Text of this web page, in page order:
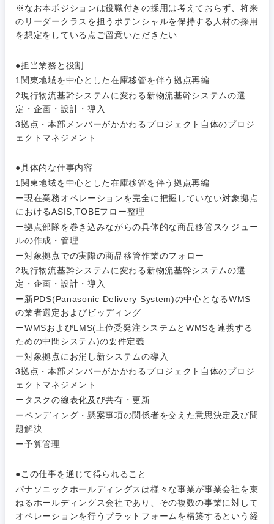
※なお本ポジションは役職付きの採用は考えておらず、将来
のリーダークラスを担うポテンシャルを保持する人材の採用
を想定をしている点ご留意いただきたい
●担当業務と役割
1関東地域を中心とした在庫移管を伴う拠点再編
2現行物流基幹システムに変わる新物流基幹システムの選
定・企画・設計・導入
3拠点・本部メンバーがかかわるプロジェクト自体のプロジ
ェクトマネジメント
●具体的な仕事内容
1関東地域を中心とした在庫移管を伴う拠点再編
ー現在業務オペレーションを完全に把握していない対象拠点
におけるASIS,TOBEフロー整理
ー拠点部隊を巻き込みながらの具体的な商品移管スケジュー
ルの作成・管理
ー対象拠点での実際の商品移管作業のフォロー
2現行物流基幹システムに変わる新物流基幹システムの選
定・企画・設計・導入
ー新PDS(Panasonic Delivery System)の中心となるWMS
の業者選定およびビッディング
ーWMSおよびLMS(上位受発注システムとWMSを連携する
ための中間システム)の要件定義
ー対象拠点にお消し新システムの導入
3拠点・本部メンバーがかかわるプロジェクト自体のプロジ
ェクトマネジメント
ータスクの線表化及び共有・更新
ーペンディング・懸案事項の関係者を交えた意思決定及び問
題解決
ー予算管理
●この仕事を通じて得られること
パナソニックホールディングスは様々な事業が事業会社を束
ねるホールディングス会社であり、その複数の事業に対して
オペレーションを行うプラットフォームを構築するという経
サービス
ティブ
コンサル
タント
専門職
技術職
（IT）、
Webサー
ビス・制
作、ゲー
ム
技術職
（モノづ
くり）
金融専門
メディカ
不動産専
門職
建設・施
工管理
事務職
その他
その他企画業務
クリエイティブ
コンサルタント
専門職
技術職（IT）、Webサービス・制作、ゲーム
技術職（モノづくり）
メディカル
不動産専門職
建設・施工管理
事務職
その他
金融
倉庫・運輸・物流
小売・通販・外食
IT・通信
WEBサービス
コンサル・シンクタンク
広告・宣伝・印刷
マスメディア
エンターテイメント
法律・特許事務所・監査法人
その他
茨城県
群馬県
千葉県 東京都
上場企業
スタートアップ企
業
外資系企業
転勤なし 海外勤務あり
フルリモート
完全週休2日制 社宅・家賃補助有